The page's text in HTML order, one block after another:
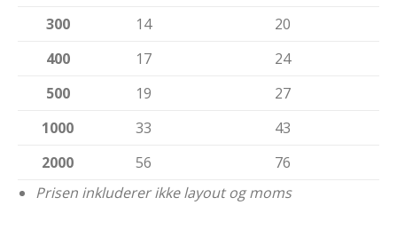
300
14
20
400
17
24
500
19
27
1000
33
43
2000
56
76
Prisen inkluderer ikke layout og moms